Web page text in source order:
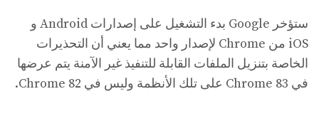
ستؤخر Google بدء التشغيل على إصدارات Android و
iOS من Chrome لإصدار واحد مما يعني أن التحذيرات
الخاصة بتنزيل الملفات القابلة للتنفيذ غير الآمنة يتم عرضها
في Chrome 83 على تلك الأنظمة وليس في Chrome 82.